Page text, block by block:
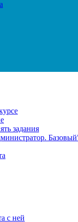
задания
с ней